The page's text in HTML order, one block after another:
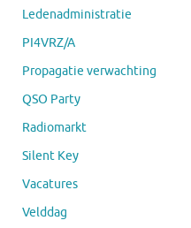
Ledenadministratie
PI4VRZ/A
Propagatie verwachting
QSO Party
Radiomarkt
Silent Key
Vacatures
Velddag